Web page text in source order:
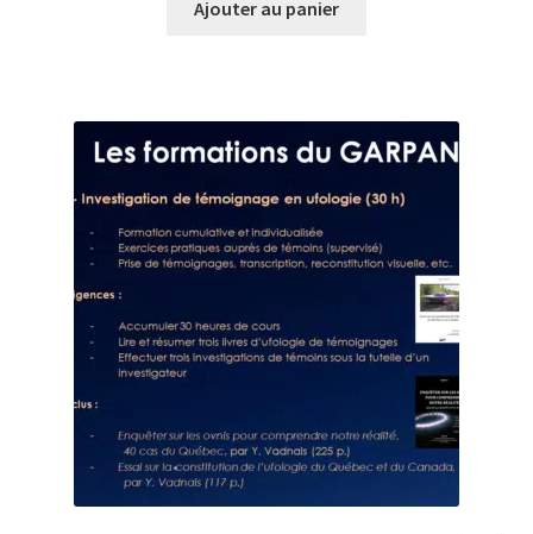
Ajouter au panier